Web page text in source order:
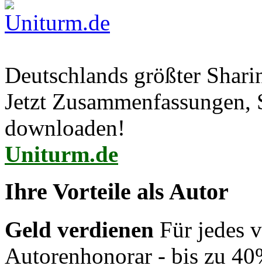
Deutschlands größter
Jetzt
downloaden!
Uniturm.de
Ihre Vorteile als Autor
Geld verdienen Für jedes
Autorenhonorar - bis zu